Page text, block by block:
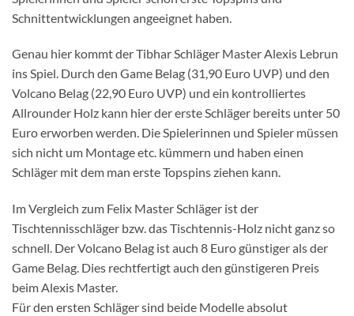
Schnittentwicklungen angeeignet haben.
Genau hier kommt der Tibhar Schläger Master Alexis Lebrun
ins Spiel. Durch den Game Belag (31,90 Euro UVP) und den
Volcano Belag (22,90 Euro UVP) und ein kontrolliertes
Allrounder Holz kann hier der erste Schläger bereits unter 50
Euro erworben werden. Die Spielerinnen und Spieler müssen
sich nicht um Montage etc. kümmern und haben einen
Schläger mit dem man erste Topspins ziehen kann.
Im Vergleich zum Felix Master Schläger ist der
Tischtennisschläger bzw. das Tischtennis-Holz nicht ganz so
schnell. Der Volcano Belag ist auch 8 Euro günstiger als der
Game Belag. Dies rechtfertigt auch den günstigeren Preis
beim Alexis Master.
Für den ersten Schläger sind beide Modelle absolut